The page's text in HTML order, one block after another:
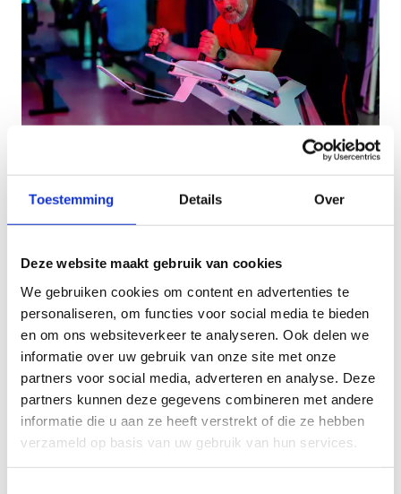
Toestemming Details Over
Deze website maakt gebruik van cookies
We gebruiken cookies om content en advertenties te
personaliseren, om functies voor social media te bieden
en om ons websiteverkeer te analyseren. Ook delen we
informatie over uw gebruik van onze site met onze
partners voor social media, adverteren en analyse. Deze
partners kunnen deze gegevens combineren met andere
informatie die u aan ze heeft verstrekt of die ze hebben
verzameld op basis van uw gebruik van hun services.
Organiseer een sportstage
zowel indoor als outdoor, is ons centrum de
bekijken graag met jou de verschillende
mogelijkheden en werken een op maat gemaakt
Ontdek onze sportstages